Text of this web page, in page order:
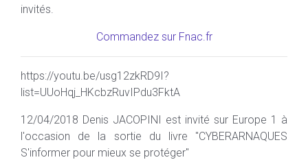
invités.
Commandez sur Fnac.fr
https://youtu.be/usg12zkRD9I?
list=UUoHqj_HKcbzRuvIPdu3FktA
12/04/2018 Denis JACOPINI est invité sur Europe 1 à
l'occasion de la sortie du livre "CYBERARNAQUES
S'informer pour mieux se protéger"